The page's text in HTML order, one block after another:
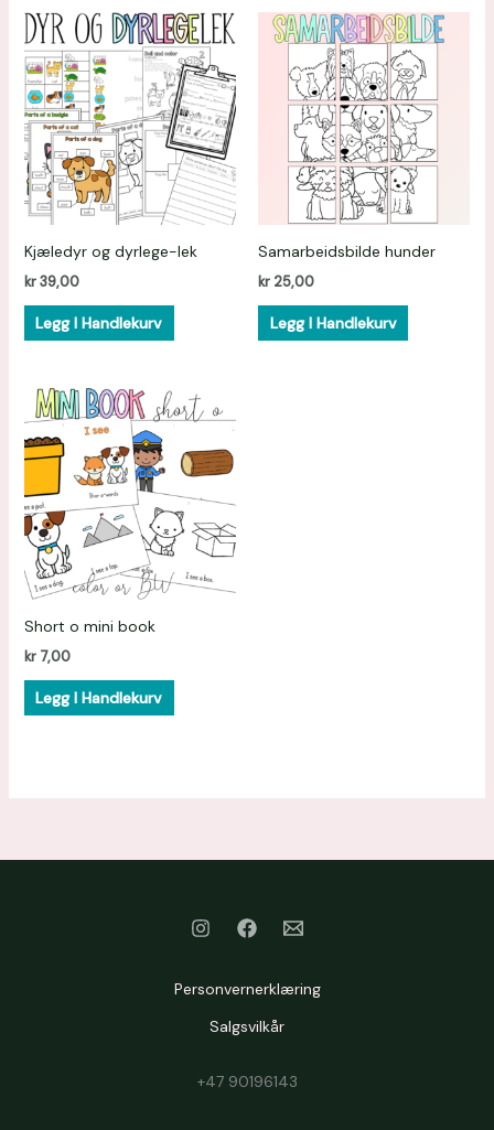
Kjæledyr og dyrlege-lek
kr39,00
Legg I Handlekurv
Samarbeidsbilde hunder
kr 25,00
Legg I Handlekurv
Short o mini book
kr7,00
Legg I Handlekurv
Personvernerklæring
Salgsvilkår
+47 90196143